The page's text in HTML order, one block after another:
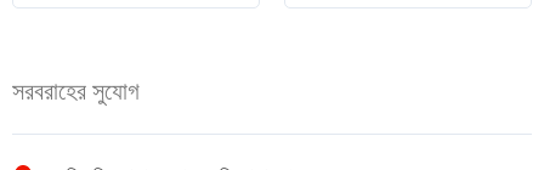
12
quantity
24
সরবরাহের সুযোগ